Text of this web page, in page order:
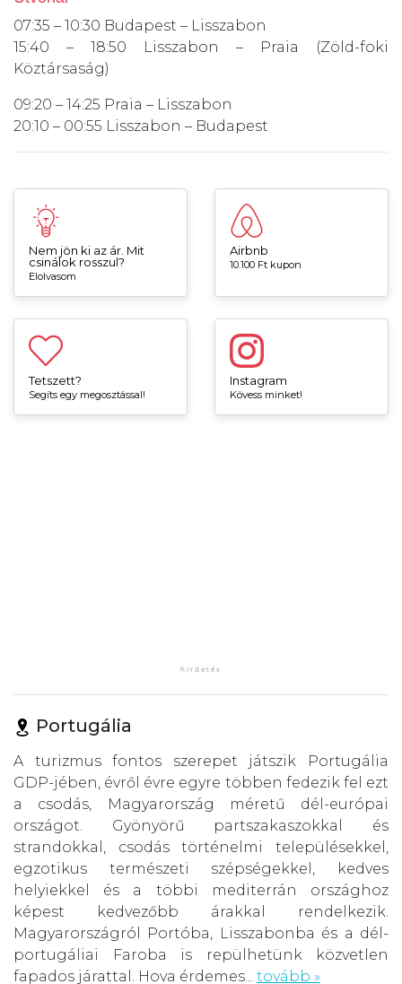
07:35 – 10:30 Budapest – Lisszabon
15:40 – 18:50 Lisszabon – Praia (Zöld-foki
Köztársaság)
09:20 – 14:25 Praia – Lisszabon
20:10 – 00:55 Lisszabon – Budapest
Nem jön ki az ár. Mit
csinálok rosszul?
Elolvasom
Airbnb
10.100 Ft kupon
Tetszett?
Segíts egy megosztással!
Instagram
Kövess minket!
Portugália
A turizmus fontos szerepet játszik Portugália
GDP-jében, évről évre egyre többen fedezik fel ezt
a csodás, Magyarország méretű dél-európai
országot. Gyönyörű partszakaszokkal és
strandokkal, csodás történelmi településekkel,
egzotikus természeti szépségekkel, kedves
helyiekkel és a többi mediterrán országhoz
képest kedvezőbb árakkal rendelkezik.
Magyarországról Portóba, Lisszabonba és a dél-
portugáliai Faroba is repülhetünk közvetlen
fapados járattal. Hova érdemes... tovább »